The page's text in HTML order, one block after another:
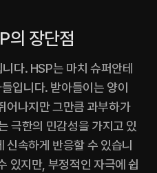
의 장단점
다. HSP는 마치 슈퍼안테
입니다. 받아들이는 양이
어나지만 그만큼 과부하가
극한의 민감성을 가지고 있
신속하게 반응할 수 있습니
있지만, 부정적인 자극에 쉽